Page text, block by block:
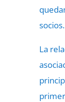
socios.
La